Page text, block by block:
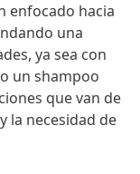
enfocado hacia
una
ya sea con
un shampoo
que van de
la necesidad de